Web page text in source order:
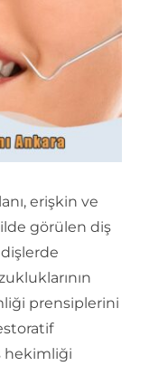
erişkin ve
görülen diş
prensiplerini
hekimliği